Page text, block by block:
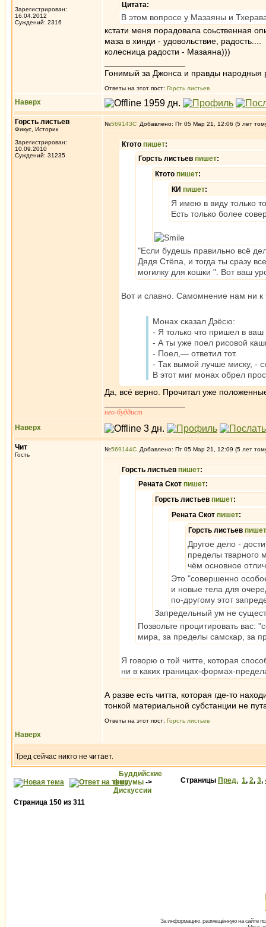
Зарегистрирован:
16.04.2012
Суждений: 2316
Цитата:
В этом вопросе у Мазаяны и
кстати меня порадовала соьственная
маза в хинди - удовольствие, радость....
колесница радости - Мазаяна)))
Гонимый за Джонса и правды народныя
Ответы на этот пост: Горсть листьев
Наверх
Горсть листьев
Фикус, Историк
Зарегистрирован:
10.09.2010
Суждений: 31235
№569143 Добавлено: Пт 05 Мар 21, 12:06 (5 лет
Ктото пишет:
Горсть листьев пишет:
Ктото пишет:
КИ пишет:
Я имею в виду только
Есть только более
"Если будешь правильно всё
Дядя Стёпа, и тогда ты сразу
могилку для кошки ". Вот ваш
Вот и славно. Самомнение нам ни к
Монах сказал Дзёсю:
- Я только что пришел в
- А ты уже поел рисовой
- Поел,— ответил тот.
- Так вымой лучше миску, -
В этот миг монах обрел
Да, всё верно. Прочитал уже
нео-буддист
Наверх
Чит
Гость
№569144 Добавлено: Пт 05 Мар 21, 12:09 (5 лет
Горсть листьев пишет:
Рената Скот пишет:
Горсть листьев пишет:
Рената Скот пишет:
Горсть листьев пишет
Другое дело -
пределы тварного
чём основное
Это "совершенно
и новые тела для
по-другому этот
Запредельный ум не
Позвольте процитировать вас:
мира, за пределы самскар, за
Я говорю о той читте, которая
ни в каких границах-формах-
А разве есть читта, которая где-то
тонкой материальной субстанции не
Ответы на этот пост: Горсть листьев
Наверх
Тред сейчас никто не читает.
Буддийские
форумы ->
Дискуссии
Страницы Пред. 1, 2, 3,
Страница 150 из 311
За информацию, размещённую на сайте